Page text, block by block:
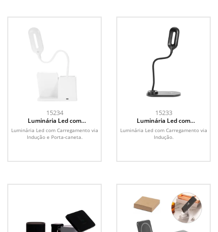
15234
Luminária Led com
Carregamento via Indução e
Porta-caneta
Luminária Led com Carregamento via
Indução e Porta-caneta.
15233
Luminária Led com
Carregamento via Indução
Luminária Led com Carregamento via
Indução.